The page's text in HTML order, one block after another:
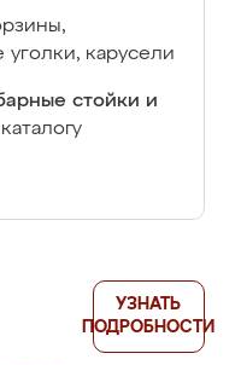
карусели
стойки и
УЗНАТЬ
ПОДРОБНОСТИ